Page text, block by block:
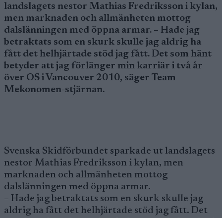
landslagets nestor Mathias Fredriksson i kylan,
men marknaden och allmänheten mottog
dalslänningen med öppna armar. – Hade jag
betraktats som en skurk skulle jag aldrig ha
fått det helhjärtade stöd jag fått. Det som hänt
betyder att jag förlänger min karriär i två år
över OS i Vancouver 2010, säger Team
Mekonomen-stjärnan.
Svenska Skidförbundet sparkade ut landslagets
nestor Mathias Fredriksson i kylan, men
marknaden och allmänheten mottog
dalslänningen med öppna armar.
– Hade jag betraktats som en skurk skulle jag
aldrig ha fått det helhjärtade stöd jag fått. Det